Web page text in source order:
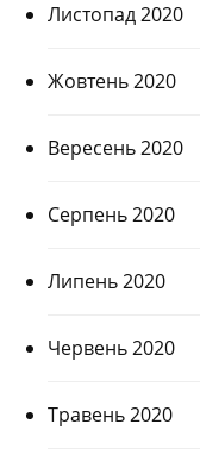
Листопад 2020
Жовтень 2020
Вересень 2020
Серпень 2020
Липень 2020
Червень 2020
Травень 2020